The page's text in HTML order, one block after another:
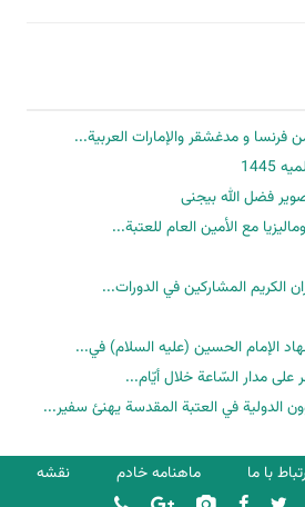
فرنسا و مدغشقر والإمارات العربية...
مع الأمين العام للعتبة...
الكريم المشاركين في الدورات...
الإمام الحسين (عليه السلام) في...
على مدار السّاعة خلال أيّام...
الدولية في العتبة المقدسة يهنئ سفير...
با ما ماهنامه خادم
نقشه